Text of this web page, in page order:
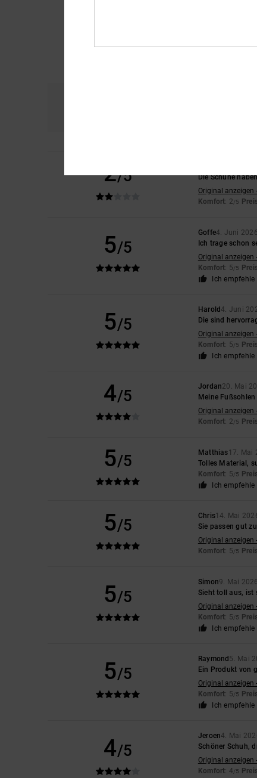
2/5
Die Schuhe
Original anzeigen
Komfort: 2/5
5/5
Goffe4. Juni 2026
Ich trage schon
Original anzeigen
Komfort: 5/5
Ich
5/5
Harold4. Juni
Die sind
Original anzeigen
Komfort: 5/5
Ich
4/5
Jordan20. Mai
Meine
Original anzeigen
Komfort: 2/5
5/5 Matthias17. Mai
Tolles Material,
Komfort: 5/5
Ich
5/5
Chris14. Mai
Sie passen gut
Original anzeigen
Komfort: 5/5
5/5
Simon9. Mai 2026
Sieht toll aus, ist
Original anzeigen
Komfort: 5/5
Ich
5/5
Raymond 5. Mai
Ein Produkt von
Original anzeigen
Komfort: 5/5
Ich
4/5
Jeroen4. Mai
Schöner Schuh,
Original anzeigen
Komfort: 4/5